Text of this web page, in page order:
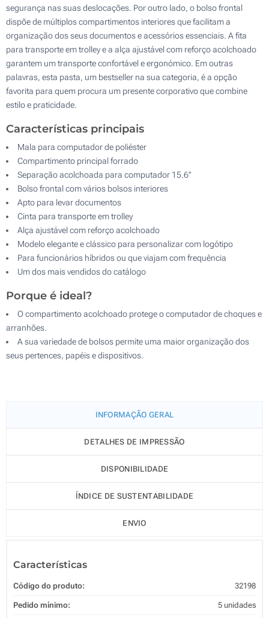
segurança nas suas deslocações. Por outro lado, o bolso frontal
dispõe de múltiplos compartimentos interiores que facilitam a
organização dos seus documentos e acessórios essenciais. A fita
para transporte em trolley e a alça ajustável com reforço acolchoado
garantem um transporte confortável e ergonómico. Em outras
palavras, esta pasta, um bestseller na sua categoria, é a opção
favorita para quem procura um presente corporativo que combine
estilo e praticidade.
Características principais
Mala para computador de poliéster
Compartimento principal forrado
Separação acolchoada para computador 15.6''
Bolso frontal com vários bolsos interiores
Apto para levar documentos
Cinta para transporte em trolley
Alça ajustável com reforço acolchoado
Modelo elegante e clássico para personalizar com logótipo
Para funcionários híbridos ou que viajam com frequência
Um dos mais vendidos do catálogo
Porque é ideal?
O compartimento acolchoado protege o computador de choques e
arranhões.
A sua variedade de bolsos permite uma maior organização dos
seus pertences, papéis e dispositivos.
INFORMAÇÃO GERAL
DETALHES DE IMPRESSÃO
DISPONIBILIDADE
ÍNDICE DE SUSTENTABILIDADE
ENVIO
Características
Código do produto: 32198
Pedido mínimo: 5 unidades